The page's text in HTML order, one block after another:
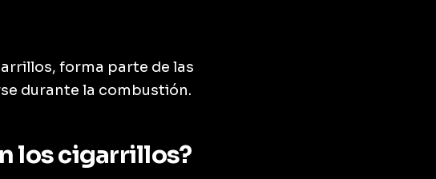
forma parte de las
durante la combustión.
los cigarrillos?